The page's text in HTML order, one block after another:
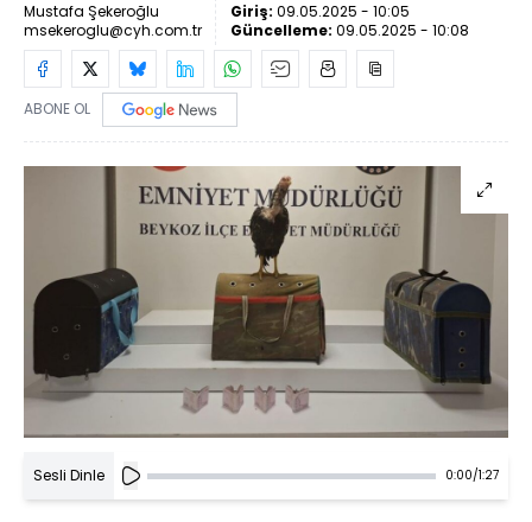
Mustafa Şekeroğlu
msekeroglu@cyh.com.tr
Giriş: 09.05.2025 - 10:05
Güncelleme: 09.05.2025 - 10:08
ABONE OL
Sesli Dinle 0:00/1:27